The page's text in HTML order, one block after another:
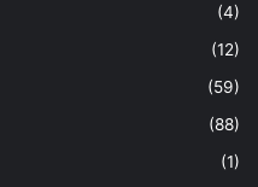
(4)
(12)
(59)
(88)
(1)